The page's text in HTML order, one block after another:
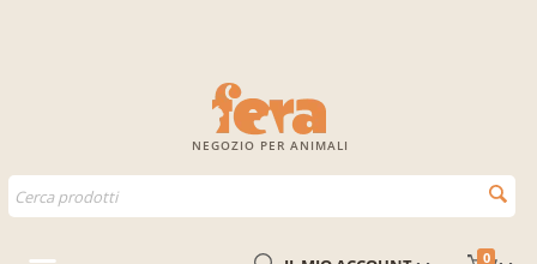
NEGOZIO PER ANIMALI
0